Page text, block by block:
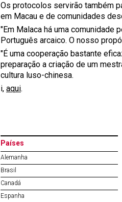
Os protocolos servirão também
em Macau e de comunidades
"Em Malaca há uma comunidade
Português arcaico. O nosso
"É uma cooperação bastante
preparação a criação de um
cultura luso-chinesa.
i, aqui.
Países
Alemanha
Brasil
Canadá
Espanha